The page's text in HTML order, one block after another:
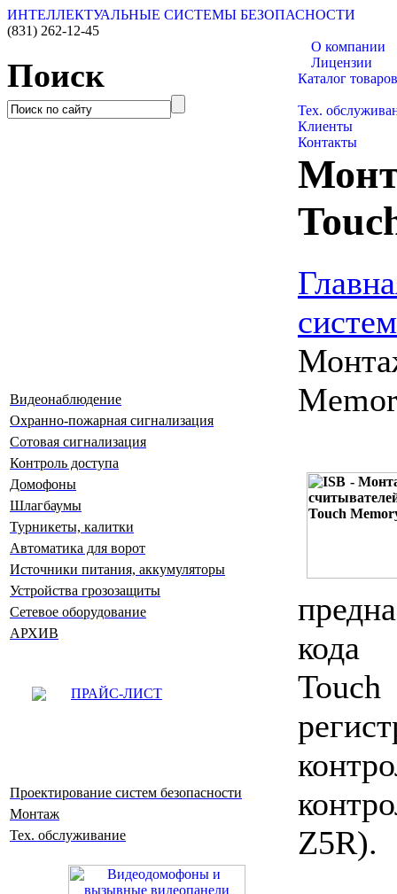
ИНТЕЛЛЕКТУАЛЬНЫЕ СИСТЕМЫ БЕЗОПАСНОСТИ
(831) 262-12-45
Поиск
О компании
Лицензии
Каталог товаров
Тех.
Клиенты
Контакты
Видеонаблюдение
Охранно-пожарная сигнализация
Сотовая сигнализация
Контроль доступа
Домофоны
Шлагбаумы
Турникеты, калитки
Автоматика для ворот
Источники питания, аккумуляторы
Устройства грозозащиты
Сетевое оборудование
АРХИВ
ПРАЙС-ЛИСТ
Проектирование систем безопасности
Монтаж
Тех. обслуживание
кода
Z5R).